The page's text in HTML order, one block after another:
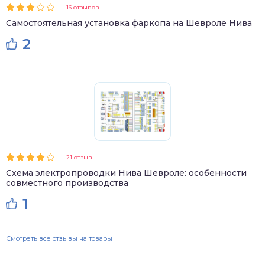
16 отзывов
Самостоятельная установка фаркопа на Шевроле Нива
2
21 отзыв
Схема электропроводки Нива Шевроле: особенности
совместного производства
1
Смотреть все отзывы на товары